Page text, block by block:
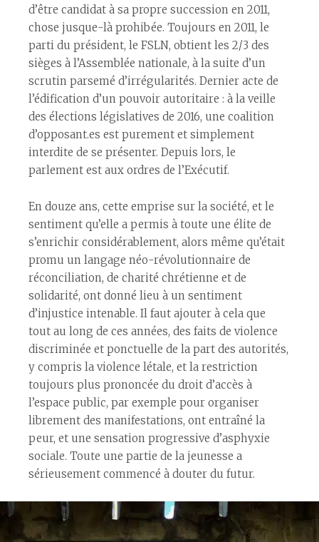
d’être candidat à sa propre succession en 2011,
chose jusque-là prohibée. Toujours en 2011, le
parti du président, le FSLN, obtient les 2/3 des
sièges à l’Assemblée nationale, à la suite d’un
scrutin parsemé d’irrégularités. Dernier acte de
l’édification d’un pouvoir autoritaire : à la veille
des élections législatives de 2016, une coalition
d’opposant.es est purement et simplement
interdite de se présenter. Depuis lors, le
parlement est aux ordres de l’Exécutif.
En douze ans, cette emprise sur la société, et le
sentiment qu’elle a permis à toute une élite de
s’enrichir considérablement, alors même qu’était
promu un langage néo-révolutionnaire de
réconciliation, de charité chrétienne et de
solidarité, ont donné lieu à un sentiment
d’injustice intenable. Il faut ajouter à cela que
tout au long de ces années, des faits de violence
discriminée et ponctuelle de la part des autorités,
y compris la violence létale, et la restriction
toujours plus prononcée du droit d’accès à
l’espace public, par exemple pour organiser
librement des manifestations, ont entraîné la
peur, et une sensation progressive d’asphyxie
sociale. Toute une partie de la jeunesse a
sérieusement commencé à douter du futur.